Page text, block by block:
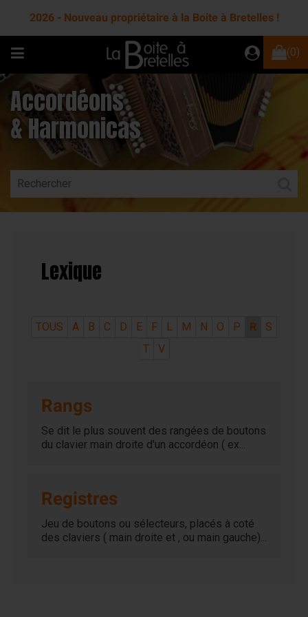
2026 - Nouveau propriétaire à la Boite à Bretelles !
(0)
Accordéons
& Harmonicas
Lexique
TOUS A B C D E F L M N O P R
S
T
V
Rangs
Se dit le plus souvent des rangées de boutons
du clavier main droite d'un accordéon ( ex...
Registres
Jeu de boutons ou sélecteurs, placés à coté
des claviers ( main droite et , ou main gauche)...